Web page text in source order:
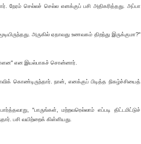
நேரம் செல்லச் செல்ல எனக்குப் பசி அதிகரித்தது. அப்பா
அருகில் ஏதாவது உணவகம் திறந்து இருக்குமா?"
என இயல்பாகச் சொன்னார்.
கொண்டிருந்தார். நான், எனக்குப் பிடித்த நிகழ்ச்சியைத்
"பாருங்கள், மற்றவரெல்லாம் எப்படி திட்டமிட்டுச்
பசி வயிற்றைக் கிள்ளியது.